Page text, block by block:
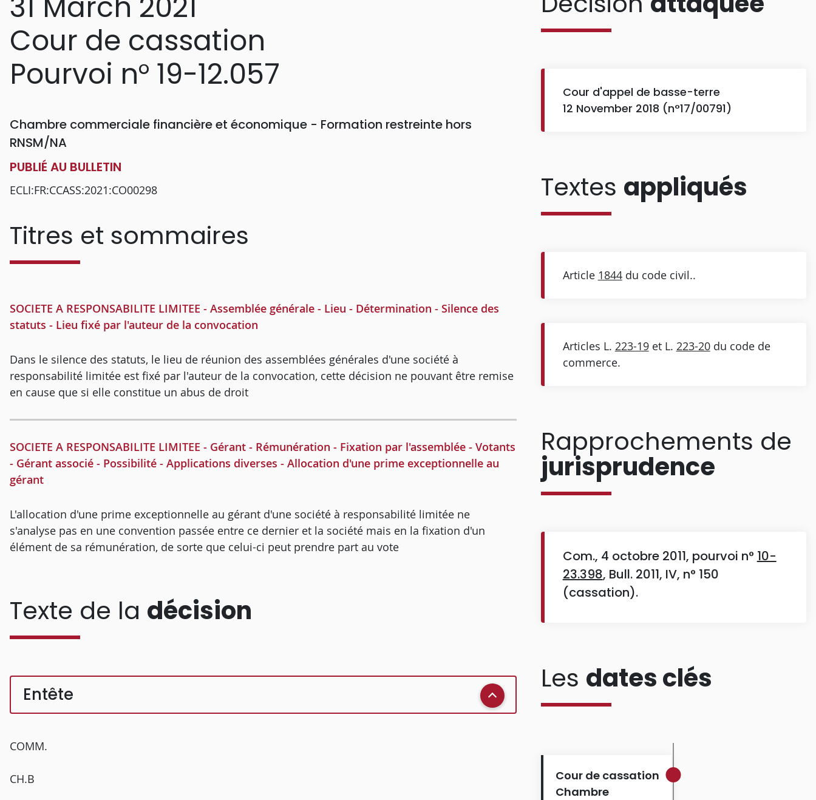
Cour de cassation
Pourvoi n° 19-12.057
Chambre commerciale financière et économique - Formation restreinte hors
RNSM/NA
PUBLIÉ AU BULLETIN
ECLI:FR:CCASS:2021:CO00298
Titres et sommaires
SOCIETE A RESPONSABILITE LIMITEE - Assemblée générale - Lieu - Détermination - Silence des
statuts - Lieu fixé par l'auteur de la convocation
Dans le silence des statuts, le lieu de réunion des assemblées générales d'une société à
responsabilité limitée est fixé par l'auteur de la convocation, cette décision ne pouvant être remise
en cause que si elle constitue un abus de droit
SOCIETE A RESPONSABILITE LIMITEE - Gérant - Rémunération - Fixation par l'assemblée - Votants
- Gérant associé - Possibilité - Applications diverses - Allocation d'une prime exceptionnelle au
gérant
L'allocation d'une prime exceptionnelle au gérant d'une société à responsabilité limitée ne
s'analyse pas en une convention passée entre ce dernier et la société mais en la fixation d'un
élément de sa rémunération, de sorte que celui-ci peut prendre part au vote
Texte de la décision
Entête
COMM.
CH.B
Cour d'appel de basse-terre
12 November 2018 (n°17/00791)
Textes appliqués
Article 1844du code civil..
Articles L. 223-19et L. 223-20du code de
commerce.
Rapprochements de
jurisprudence
Com., 4 octobre 2011, pourvoi n° 10-
23.398, Bull. 2011, IV, n° 150
(cassation).
Les dates clés
Cour de cassation
Chambre